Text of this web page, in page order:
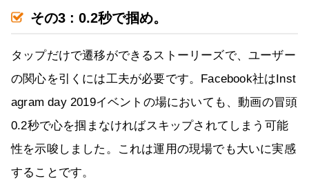
その3 : 0.2秒で掴め。
タップだけで遷移ができるストーリーズで、ユーザー
の関心を引くには工夫が必要です。Facebook社はInst
agram day 2019イベントの場においても、動画の冒頭
0.2秒で心を掴まなければスキップされてしまう可能
性を示唆しました。これは運用の現場でも大いに実感
することです。